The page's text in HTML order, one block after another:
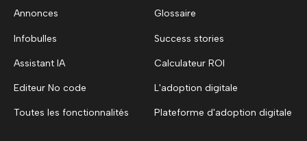
Annonces
Infobulles
Assistant IA
Editeur No code
Toutes les fonctionnalités
Glossaire
Success stories
Calculateur ROI
L'adoption digitale
Plateforme d'adoption digitale